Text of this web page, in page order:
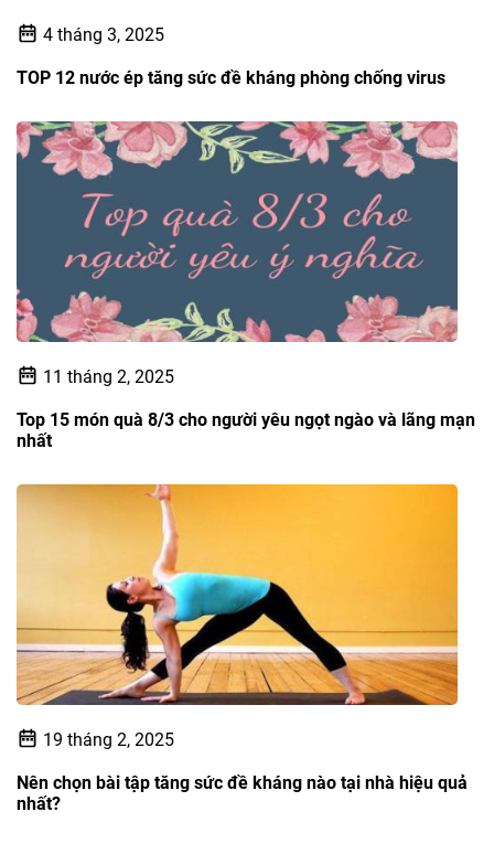
4 tháng 3, 2025
TOP 12 nước ép tăng sức đề kháng phòng chống virus
11 tháng 2, 2025
Top 15 món quà 8/3 cho người yêu ngọt ngào và lãng mạn
nhất
19 tháng 2, 2025
Nên chọn bài tập tăng sức đề kháng nào tại nhà hiệu quả
nhất?